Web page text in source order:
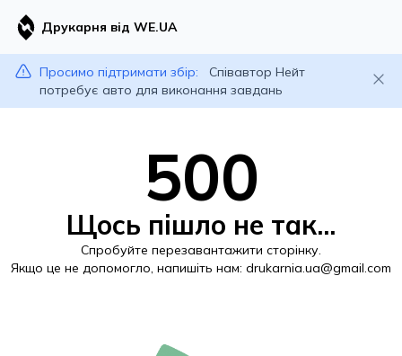
Друкарня від WE.UA
Просимо підтримати збір:
Співавтор Нейт
потребує авто для виконання завдань
500
Щось пішло не так...
Спробуйте перезавантажити сторінку.
Якщо це не допомогло, напишіть нам: drukarnia.ua@gmail.com